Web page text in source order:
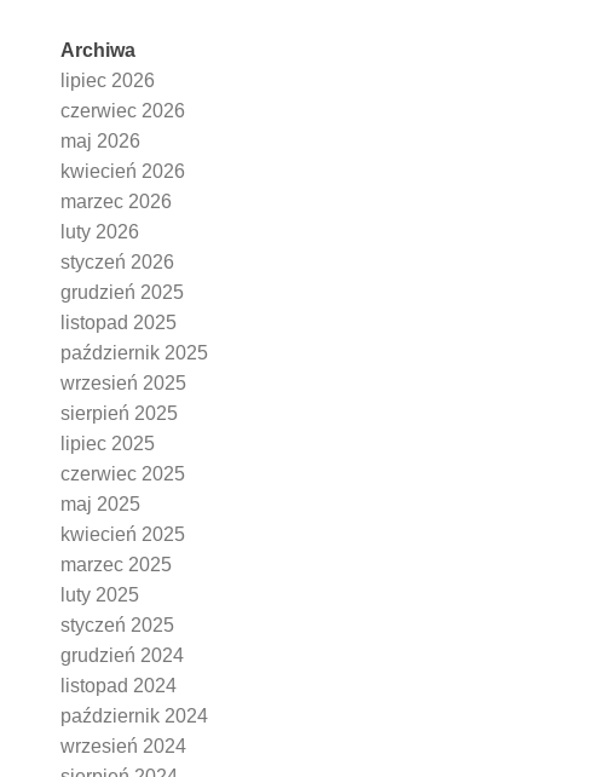
Archiwa
lipiec 2026
czerwiec 2026
maj 2026
kwiecień 2026
marzec 2026
luty 2026
styczeń 2026
grudzień 2025
listopad 2025
październik 2025
wrzesień 2025
sierpień 2025
lipiec 2025
czerwiec 2025
maj 2025
kwiecień 2025
marzec 2025
luty 2025
styczeń 2025
grudzień 2024
listopad 2024
październik 2024
wrzesień 2024